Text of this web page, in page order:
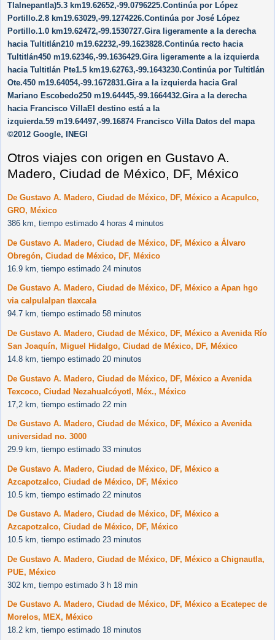
Tlalnepantla)5.3 km19.62652,-99.0796225.Continúa por López
Portillo.2.8 km19.63029,-99.1274226.Continúa por José López
Portillo.1.0 km19.62472,-99.1530727.Gira ligeramente a la derecha
hacia Tultitlán210 m19.62232,-99.1623828.Continúa recto hacia
Tultitlán450 m19.62346,-99.1636429.Gira ligeramente a la izquierda
hacia Tultitlán Pte1.5 km19.62763,-99.1643230.Continúa por Tultitlán
Ote.450 m19.64054,-99.1672831.Gira a la izquierda hacia Gral
Mariano Escobedo250 m19.64445,-99.1664432.Gira a la derecha
hacia Francisco VillaEl destino está a la
izquierda.59 m19.64497,-99.16874 Francisco Villa Datos del mapa
©2012 Google, INEGI
Otros viajes con origen en Gustavo A.
Madero, Ciudad de México, DF, México
De Gustavo A. Madero, Ciudad de México, DF, México a Acapulco,
GRO, México
386 km, tiempo estimado 4 horas 4 minutos
De Gustavo A. Madero, Ciudad de México, DF, México a Álvaro
Obregón, Ciudad de México, DF, México
16.9 km, tiempo estimado 24 minutos
De Gustavo A. Madero, Ciudad de México, DF, México a Apan hgo
via calpulalpan tlaxcala
94.7 km, tiempo estimado 58 minutos
De Gustavo A. Madero, Ciudad de México, DF, México a Avenida Río
San Joaquín, Miguel Hidalgo, Ciudad de México, DF, México
14.8 km, tiempo estimado 20 minutos
De Gustavo A. Madero, Ciudad de México, DF, México a Avenida
Texcoco, Ciudad Nezahualcóyotl, Méx., México
17,2 km, tiempo estimado 22 min
De Gustavo A. Madero, Ciudad de México, DF, México a Avenida
universidad no. 3000
29.9 km, tiempo estimado 33 minutos
De Gustavo A. Madero, Ciudad de México, DF, México a
Azcapotzalco, Ciudad de México, DF, México
10.5 km, tiempo estimado 22 minutos
De Gustavo A. Madero, Ciudad de México, DF, México a
Azcapotzalco, Ciudad de México, DF, México
10.5 km, tiempo estimado 23 minutos
De Gustavo A. Madero, Ciudad de México, DF, México a Chignautla,
PUE, México
302 km, tiempo estimado 3 h 18 min
De Gustavo A. Madero, Ciudad de México, DF, México a Ecatepec de
Morelos, MEX, México
18.2 km, tiempo estimado 18 minutos